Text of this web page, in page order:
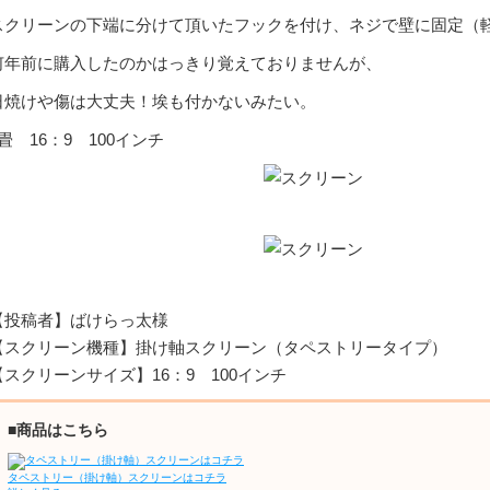
クリーンの下端に分けて頂いたフックを付け、ネジで壁に固定（
年前に購入したのかはっきり覚えておりませんが、
焼けや傷は大丈夫！埃も付かないみたい。
16：9 100インチ
投稿者】ばけらっ太様
スクリーン機種】掛け軸スクリーン（タペストリータイプ）
スクリーンサイズ】16：9 100インチ
■商品はこちら
タペストリー（掛け軸）スクリーンはコチラ